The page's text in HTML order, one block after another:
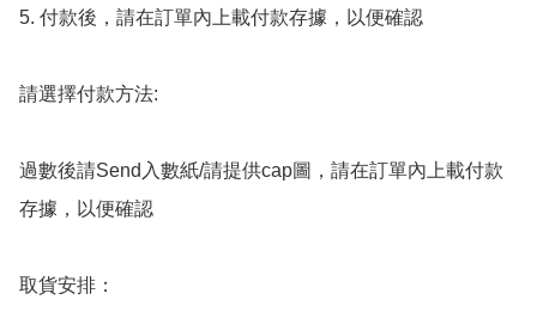
5. 付款後，請在訂單內上載付款存據，以便確認
請選擇付款方法:
過數後請Send入數紙/請提供cap圖，請在訂單內上載付款
存據，以便確認
取貨安排：